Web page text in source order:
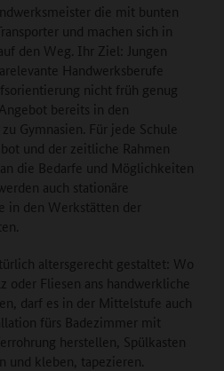
die mit bunten
und machen sich in
den Weg. Ihr Ziel: Jungen
Handwerksberufe
nicht früh genug
bereits in den
Gymnasien. Für jede Schule
und der zeitliche Rahmen
die Bedarfe und Möglichkeiten
auch stationäre
in den Werkstätten der
altersgerecht gestaltet: Wo
oder Fliesen ans handwerkliche
darf es in der Mittelstufe auch
fürs Badezimmer mit
herstellen, Spülkasten
und kleben, tapezieren.